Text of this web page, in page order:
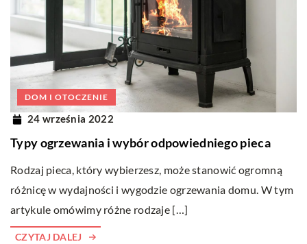
DOM I OTOCZENIE
24 września 2022
Typy ogrzewania i wybór odpowiedniego pieca
Rodzaj pieca, który wybierzesz, może stanowić ogromną
różnicę w wydajności i wygodzie ogrzewania domu. W tym
artykule omówimy różne rodzaje […]
CZYTAJ DALEJ